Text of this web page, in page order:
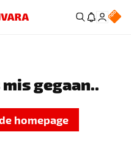
gegaan..
homepage